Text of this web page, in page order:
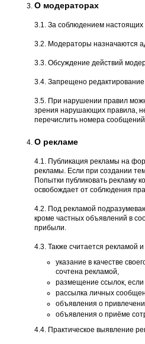
О модераторах
3.1. За соблюдением
3.2. Модераторы назначаются
3.3. Обсуждение действий
3.4. Запрещено
3.5. При нарушении правил
зрения нарушающих правила,
перечислить номера
О рекламе
4.1. Публикация рекламы на
рекламы. Если при создании
Попытки публиковать рекламу
освобождает от соблюдения
4.2. Под рекламой
кроме частных объявлений в
прибыли.
4.3. Также считается рекламой
указание в качестве
сочтена рекламой,
размещение ссылок,
рассылка личных
объявления о
объявления о приёме
4.4. Практическое выявление